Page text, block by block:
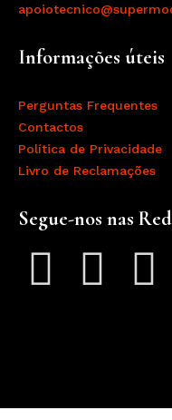
Informações úteis
Perguntas Frequentes
Contactos
Política de Privacidade
Livro de Reclamações
Segue-nos nas